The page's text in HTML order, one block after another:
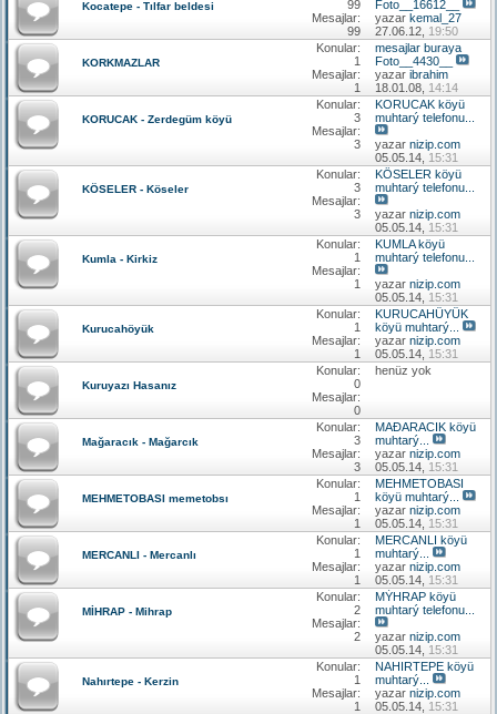
Kocatepe - Tılfar beldesi
99
Mesajlar:
99
Foto__16612__
yazar kemal_27
27.06.12, 19:50
KORKMAZLAR
Konular:
1
Mesajlar:
1
mesajlar buraya
Foto__4430__
yazar ibrahim
18.01.08, 14:14
KORUCAK - Zerdegüm köyü
Konular:
3
Mesajlar:
3
KORUCAK köyü
muhtarý telefonu...
yazar nizip.com
05.05.14, 15:31
KÖSELER - Köseler
Konular:
3
Mesajlar:
3
KÖSELER köyü
muhtarý telefonu...
yazar nizip.com
05.05.14, 15:31
Kumla - Kirkiz
Konular:
1
Mesajlar:
1
KUMLA köyü
muhtarý telefonu...
yazar nizip.com
05.05.14, 15:31
Kurucahöyük
Konular:
1
Mesajlar:
1
KURUCAHÜYÜK
köyü muhtarý...
yazar nizip.com
05.05.14, 15:31
Kuruyazı Hasanız
Konular:
0
Mesajlar:
0
henüz yok
Mağaracık - Mağarcık
Konular:
3
Mesajlar:
3
MAÐARACIK köyü
muhtarý...
yazar nizip.com
05.05.14, 15:31
MEHMETOBASI memetobsı
Konular:
1
Mesajlar:
1
MEHMETOBASI
köyü muhtarý...
yazar nizip.com
05.05.14, 15:31
MERCANLI - Mercanlı
Konular:
1
Mesajlar:
1
MERCANLI köyü
muhtarý...
yazar nizip.com
05.05.14, 15:31
MİHRAP - Mihrap
Konular:
2
Mesajlar:
2
MÝHRAP köyü
muhtarý telefonu...
yazar nizip.com
05.05.14, 15:31
Nahırtepe - Kerzin
Konular:
1
Mesajlar:
1
NAHIRTEPE köyü
muhtarý...
yazar nizip.com
05.05.14, 15:31